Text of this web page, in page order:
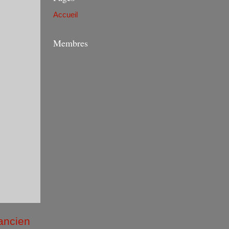
Accueil
Membres